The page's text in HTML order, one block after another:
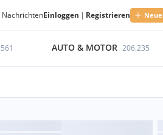
NachrichtenEinloggen | Registrieren
AUTO & MOTOR 206.235